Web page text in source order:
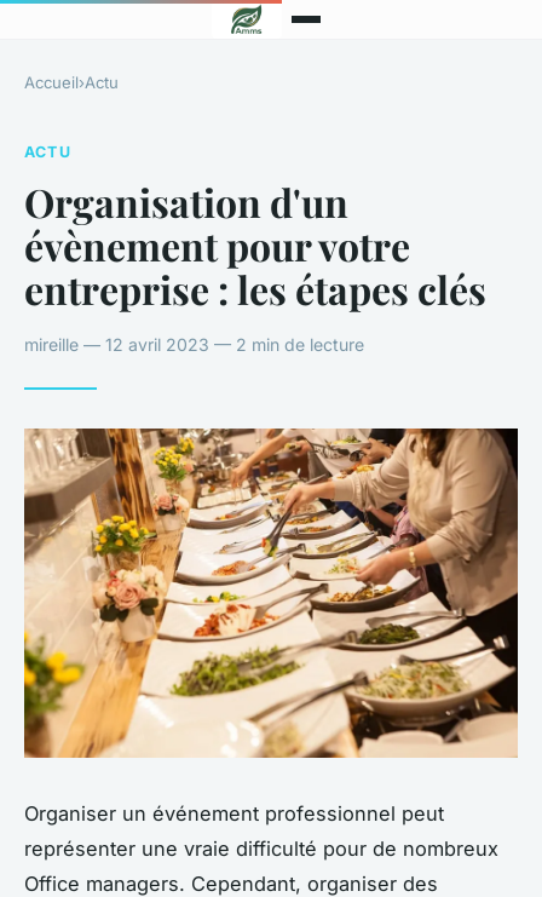
Accueil›Actu
ACTU
Organisation d'un
évènement pour votre
entreprise : les étapes clés
mireille — 12 avril 2023 — 2 min de lecture
Organiser un événement professionnel peut
représenter une vraie difficulté pour de nombreux
Office managers. Cependant, organiser des